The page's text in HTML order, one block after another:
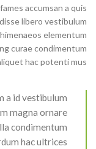
accumsan a quis
libero vestibulum
elementum
curae condimentum
hac potenti mus.
a id vestibulum
magna ornare
condimentum
hac ultrices